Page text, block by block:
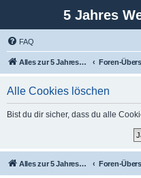
5 Jahres
FAQ
Alles zur 5 Jahreswertung / Tabelle der UEFA mit vielen Statistiken. Foren-
Alle Cookies löschen
Bist du dir sicher, dass du alle
Alles zur 5 Jahreswertung / Tabelle der UEFA mit vielen Statistiken. Foren-